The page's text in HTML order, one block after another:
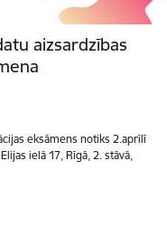
aizsardzības
eksāmens notiks 2.aprīlī
ielā 17, Rīgā, 2. stāvā,